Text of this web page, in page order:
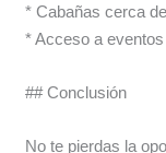
* Cabañas cerca
* Acceso a
## Conclusión
No te pierdas la